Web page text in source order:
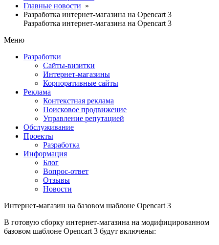
Главные новости »
Разработка интернет-магазина на Opencart 3
Разработка интернет-магазина на Opencart 3
Меню
Разработки
Сайты-визитки
Интернет-магазины
Корпоративные сайты
Реклама
Контекстная реклама
Поисковое продвижение
Управление репутацией
Обслуживание
Проекты
Разработка
Информация
Блог
Вопрос-ответ
Отзывы
Новости
Интернет-магазин на базовом шаблоне Opencart 3
В готовую сборку интернет-магазина на модифицированном
базовом шаблоне Opencart 3 будут включены: